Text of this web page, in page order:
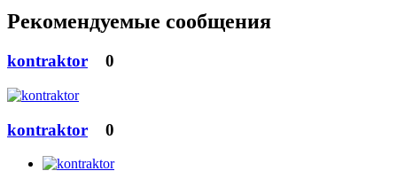
Рекомендуемые сообщения
kontraktor 0
kontraktor 0